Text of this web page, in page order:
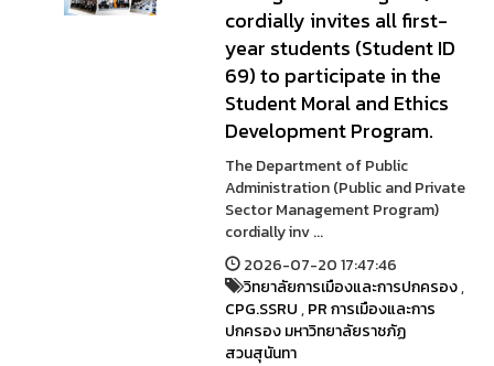
cordially invites all first-
year students (Student ID
69) to participate in the
Student Moral and Ethics
Development Program.
The Department of Public
Administration (Public and Private
Sector Management Program)
cordially inv ...
2026-07-20 17:47:46
วิทยาลัยการเมืองและการปกครอง,
CPG.SSRU,PR การเมืองและการ
ปกครอง มหาวิทยาลัยราชภัฏ
สวนสุนันทา